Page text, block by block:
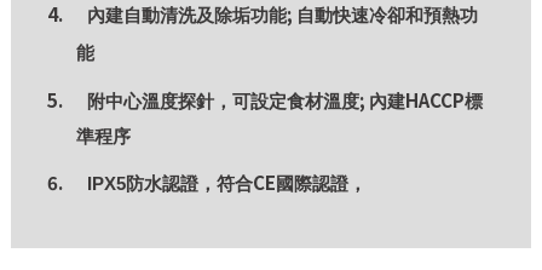
4. 內建自動清洗及除垢功能; 自動快速冷卻和預熱功
能
5. 附中心溫度探針，可設定食材溫度; 內建HACCP標
準程序
6. IPX5防水認證，符合CE國際認證，